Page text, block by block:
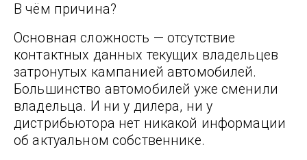
В чём причина?
Основная сложность — отсутствие
контактных данных текущих владельцев
затронутых кампанией автомобилей.
Большинство автомобилей уже сменили
владельца. И ни у дилера, ни у
дистрибьютора нет никакой информации
об актуальном собственнике.